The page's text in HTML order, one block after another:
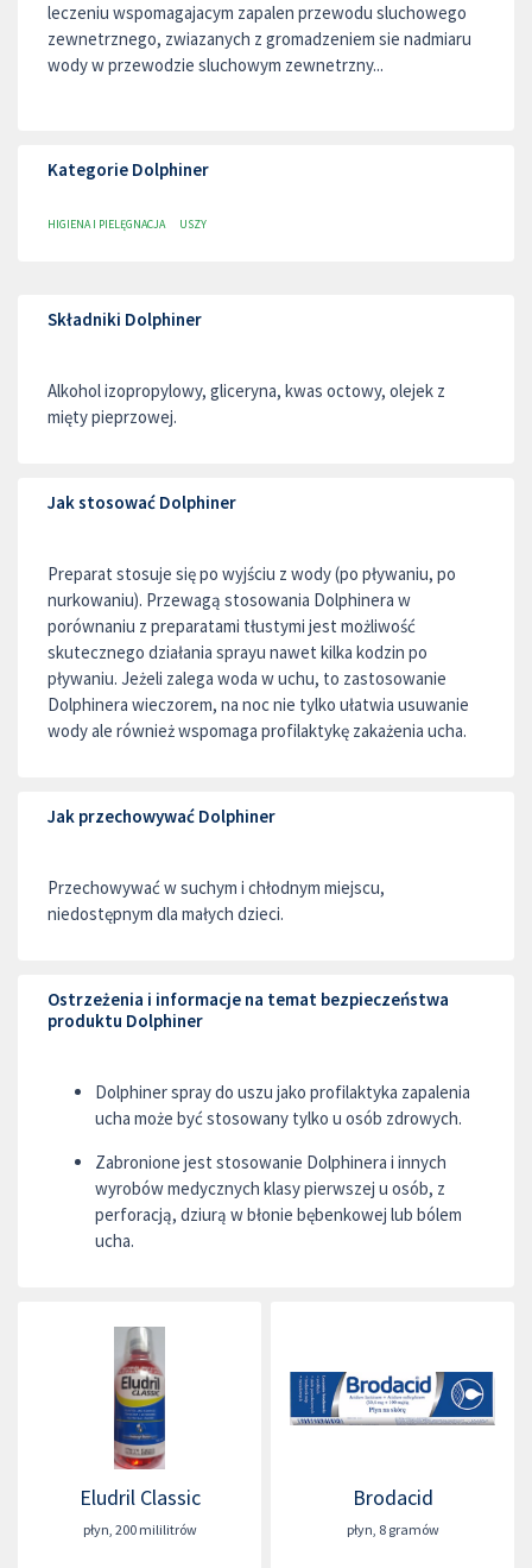
leczeniu wspomagajacym zapalen przewodu sluchowego
zewnetrznego, zwiazanych z gromadzeniem sie nadmiaru
wody w przewodzie sluchowym zewnetrzny...
Kategorie Dolphiner
HIGIENA I PIELĘGNACJA USZY
Składniki Dolphiner
Alkohol izopropylowy, gliceryna, kwas octowy, olejek z
mięty pieprzowej.
Jak stosować Dolphiner
Preparat stosuje się po wyjściu z wody (po pływaniu, po
nurkowaniu). Przewagą stosowania Dolphinera w
porównaniu z preparatami tłustymi jest możliwość
skutecznego działania sprayu nawet kilka kodzin po
pływaniu. Jeżeli zalega woda w uchu, to zastosowanie
Dolphinera wieczorem, na noc nie tylko ułatwia usuwanie
wody ale również wspomaga profilaktykę zakażenia ucha.
Jak przechowywać Dolphiner
Przechowywać w suchym i chłodnym miejscu,
niedostępnym dla małych dzieci.
Ostrzeżenia i informacje na temat bezpieczeństwa
produktu Dolphiner
Dolphiner spray do uszu jako profilaktyka zapalenia
ucha może być stosowany tylko u osób zdrowych.
Zabronione jest stosowanie Dolphinera i innych
wyrobów medycznych klasy pierwszej u osób, z
perforacją, dziurą w błonie bębenkowej lub bólem
ucha.
Eludril Classic
płyn 200 mililitrów
Brodacid
płyn 8 gramów